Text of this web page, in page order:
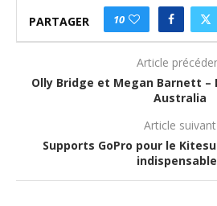
PARTAGER 10
Article
Olly Bridge et Megan Barnett
Australia
Article suivant
Supports GoPro pour le